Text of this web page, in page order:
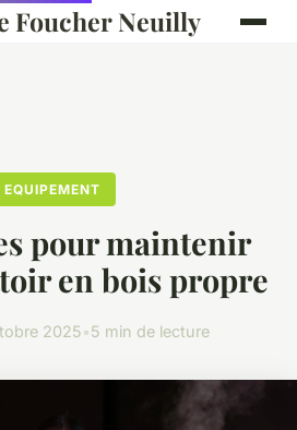
Foucher Neuilly
EQUIPEMENT
pour maintenir
en bois propre
2025•5 min de lecture